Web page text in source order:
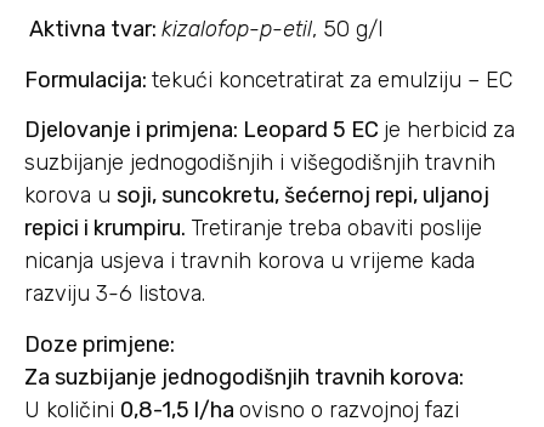
Aktivna tvar: kizalofop-p-etil, 50 g/l
Formulacija: tekući koncetratirat za emulziju – EC
Djelovanje i primjena: Leopard 5 EC je herbicid za
suzbijanje jednogodišnjih i višegodišnjih travnih
korova u soji, suncokretu, šećernoj repi, uljanoj
repici i krumpiru. Tretiranje treba obaviti poslije
nicanja usjeva i travnih korova u vrijeme kada
razviju 3-6 listova.
Doze primjene:
Za suzbijanje jednogodišnjih travnih korova:
U količini 0,8-1,5 l/ha ovisno o razvojnoj fazi